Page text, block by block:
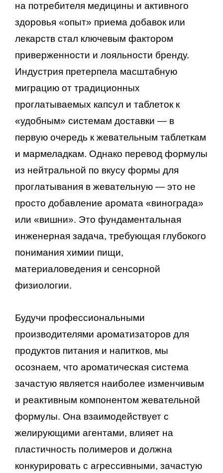
на потребителя медицины и активного
здоровья «опыт» приема добавок или
лекарств стал ключевым фактором
приверженности и лояльности бренду.
Индустрия претерпела масштабную
миграцию от традиционных
проглатываемых капсул и таблеток к
«удобным» системам доставки — в
первую очередь к жевательным таблеткам
и мармеладкам. Однако перевод формулы
из нейтральной по вкусу формы для
проглатывания в жевательную — это не
просто добавление аромата «винограда»
или «вишни». Это фундаментальная
инженерная задача, требующая глубокого
понимания химии пищи,
материаловедения и сенсорной
физиологии.
Будучи профессиональными
производителями ароматизаторов для
продуктов питания и напитков, мы
осознаем, что ароматическая система
зачастую является наиболее изменчивым
и реактивным компонентом жевательной
формулы. Она взаимодействует с
желирующими агентами, влияет на
пластичность полимеров и должна
конкурировать с агрессивными, зачастую